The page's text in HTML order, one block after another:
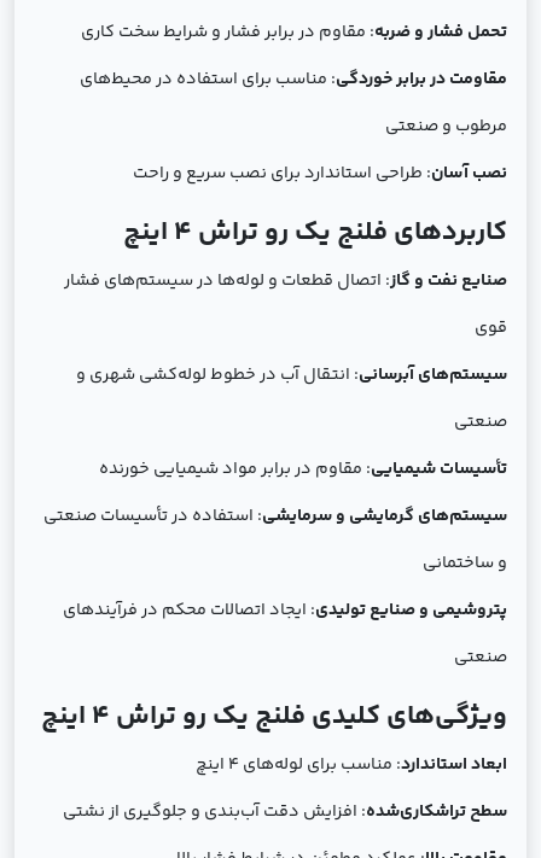
تحمل فشار و ضربه: مقاوم در برابر فشار و شرایط سخت کاری
مقاومت در برابر خوردگی: مناسب برای استفاده در محیط‌های
مرطوب و صنعتی
نصب آسان: طراحی استاندارد برای نصب سریع و راحت
کاربردهای فلنج یک رو تراش 4 اینچ
صنایع نفت و گاز: اتصال قطعات و لوله‌ها در سیستم‌های فشار
قوی
سیستم‌های آبرسانی: انتقال آب در خطوط لوله‌کشی شهری و
صنعتی
تأسیسات شیمیایی: مقاوم در برابر مواد شیمیایی خورنده
سیستم‌های گرمایشی و سرمایشی: استفاده در تأسیسات صنعتی
و ساختمانی
پتروشیمی و صنایع تولیدی: ایجاد اتصالات محکم در فرآیندهای
صنعتی
ویژگی‌های کلیدی فلنج یک رو تراش 4 اینچ
ابعاد استاندارد: مناسب برای لوله‌های 4 اینچ
سطح تراشکاری‌شده: افزایش دقت آب‌بندی و جلوگیری از نشتی